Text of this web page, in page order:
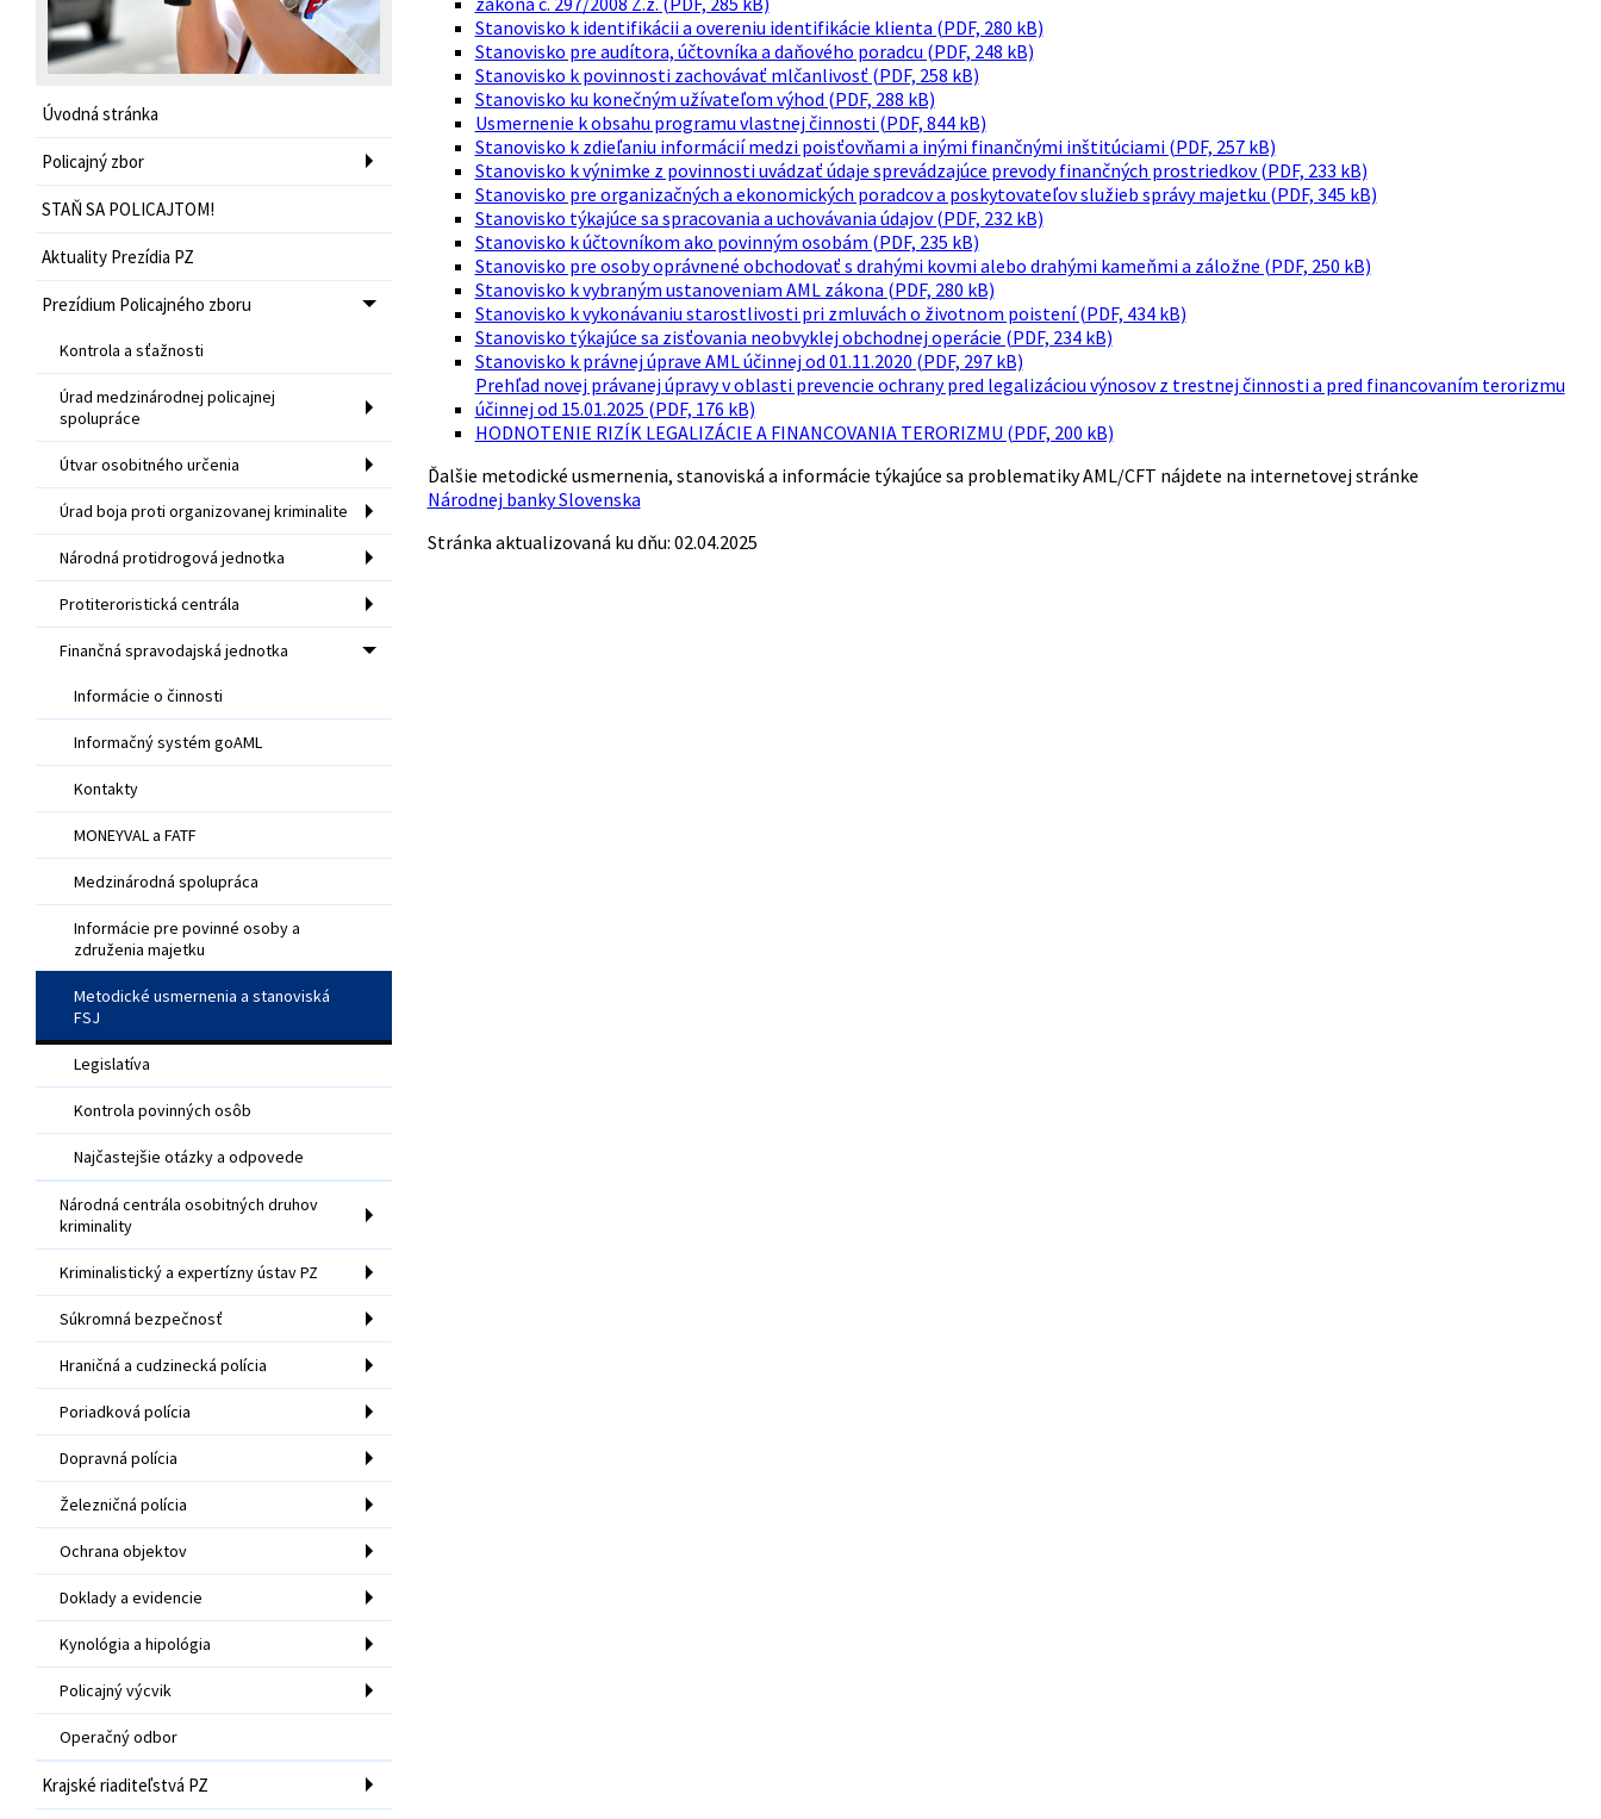
Úvodná stránka
Policajný zbor
STAŇ SA POLICAJTOM!
Aktuality Prezídia PZ
Prezídium Policajného zboru
Kontrola a sťažnosti
Úrad medzinárodnej policajnej
spolupráce
Útvar osobitného určenia
Úrad boja proti organizovanej kriminalite
Národná protidrogová jednotka
Protiteroristická centrála
Finančná spravodajská jednotka
Informácie o činnosti
Informačný systém goAML
Kontakty
MONEYVAL a FATF
Medzinárodná spolupráca
Informácie pre povinné osoby a
združenia majetku
Metodické usmernenia a stanoviská
FSJ
Legislatíva
Kontrola povinných osôb
Najčastejšie otázky a odpovede
Národná centrála osobitných druhov
kriminality
Kriminalistický a expertízny ústav PZ
Súkromná bezpečnosť
Hraničná a cudzinecká polícia
Poriadková polícia
Dopravná polícia
Železničná polícia
Ochrana objektov
Doklady a evidencie
Kynológia a hipológia
Policajný výcvik
Operačný odbor
Krajské riaditeľstvá PZ
Stanovisko k identifikácii a overeniu identifikácie klienta (PDF, 280 kB)
Stanovisko pre audítora, účtovníka a daňového poradcu (PDF, 248 kB)
Stanovisko k povinnosti zachovávať mlčanlivosť (PDF, 258 kB)
Stanovisko ku konečným užívateľom výhod (PDF, 288 kB)
Usmernenie k obsahu programu vlastnej činnosti (PDF, 844 kB)
Stanovisko k zdieľaniu informácií medzi poisťovňami a inými finančnými inštitúciami (PDF, 257 kB)
Stanovisko k výnimke z povinnosti uvádzať údaje sprevádzajúce prevody finančných prostriedkov (PDF, 233 kB)
Stanovisko pre organizačných a ekonomických poradcov a poskytovateľov služieb správy majetku (PDF, 345 kB)
Stanovisko týkajúce sa spracovania a uchovávania údajov (PDF, 232 kB)
Stanovisko k účtovníkom ako povinným osobám (PDF, 235 kB)
Stanovisko pre osoby oprávnené obchodovať s drahými kovmi alebo drahými kameňmi a záložne (PDF, 250 kB)
Stanovisko k vybraným ustanoveniam AML zákona (PDF, 280 kB)
Stanovisko k vykonávaniu starostlivosti pri zmluvách o životnom poistení (PDF, 434 kB)
Stanovisko týkajúce sa zisťovania neobvyklej obchodnej operácie (PDF, 234 kB)
Stanovisko k právnej úprave AML účinnej od 01.11.2020 (PDF, 297 kB)
Prehľad novej právanej úpravy v oblasti prevencie ochrany pred legalizáciou výnosov z trestnej činnosti a pred financovaním terorizmu
účinnej od 15.01.2025 (PDF, 176 kB)
HODNOTENIE RIZÍK LEGALIZÁCIE A FINANCOVANIA TERORIZMU (PDF, 200 kB)
Ďalšie metodické usmernenia, stanoviská a informácie týkajúce sa problematiky AML/CFT nájdete na internetovej stránke
Národnej banky Slovenska
Stránka aktualizovaná ku dňu: 02.04.2025